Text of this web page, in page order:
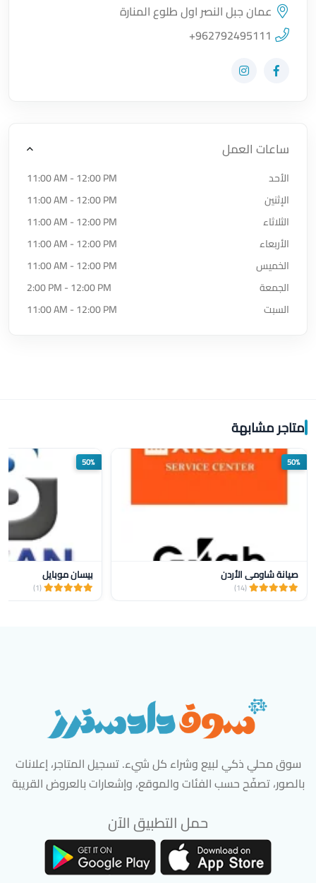
اضغط لتحميل الموقع
عمان جبل النصر اول طلوع المنارة
+962792495111
زيارة حساب المتجر على Facebook-f
زيارة حساب المتجر على Instagram
ساعات العمل
الأحد
11:00 AM - 12:00 PM
الإثنين
11:00 AM - 12:00 PM
الثلاثاء
11:00 AM - 12:00 PM
الأربعاء
11:00 AM - 12:00 PM
الخميس
11:00 AM - 12:00 PM
الجمعة
2:00 PM - 12:00 PM
السبت
11:00 AM - 12:00 PM
متاجر مشابهة
50%
صيانة شاومي الأردن
(14)
50%
بيسان موبايل
(1)
سوق محلي ذكي لبيع وشراء كل شيء. تسجيل المتاجر، إعلانات
بالصور، تصفّح حسب الفئات والموقع، وإشعارات بالعروض القريبة
حمل التطبيق الآن